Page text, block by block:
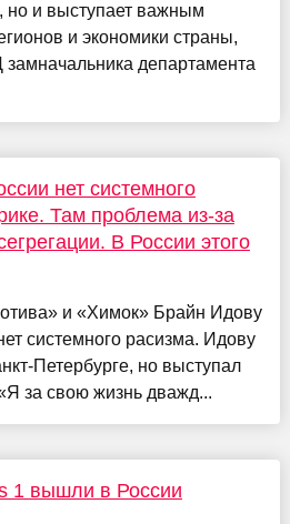
но и выступает важным
и экономики страны,
замначальника департамента
нет системного
Там проблема из-за
В России этого
и «Химок» Брайн Идову
системного расизма. Идову
Петербурге, но выступал
за свою жизнь дважд...
1 вышли в России